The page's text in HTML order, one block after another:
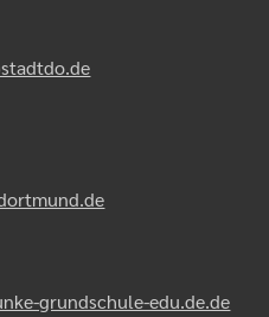
grundschule-edu.de.de